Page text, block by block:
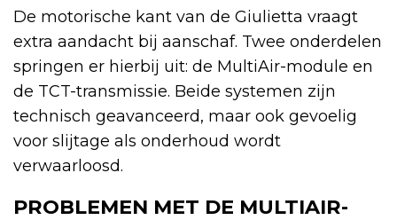
De motorische kant van de Giulietta vraagt
extra aandacht bij aanschaf. Twee onderdelen
springen er hierbij uit: de MultiAir-module en
de TCT-transmissie. Beide systemen zijn
technisch geavanceerd, maar ook gevoelig
voor slijtage als onderhoud wordt
verwaarloosd.
PROBLEMEN MET DE MULTIAIR-